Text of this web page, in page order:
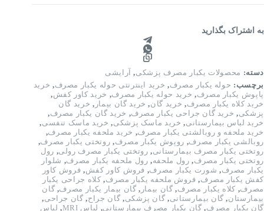
به اشتراک بگذارید
دسته: محصولات یکبار مصرف پزشکی, آرایشی
برچسب: حوله یکبار مصرف, خرید اینترنتی حوله یکبار مصرف, خرید
پاپوش یکبار مصرف, خرید حوله یکبار مصرف, خرید کاور کفش,
خرید کلاه یکبار مصرف, خرید گان, خرید گان بیمار , خرید گان
پزشکی, خرید گان جراحی یکبار مصرف, خرید گان یکبار مصرف,
خرید لباس بیمارستانی, خرید ماسک پزشکی, خرید ماسک تنفسی,
خرید ملحفه و روبالشتی یکبار مصرف, خرید ملحفه یکبار مصرف,
روبالشی یکبار مصرف, روپوش یکبار مصرف, روتختی یکبار مصرف,
روتختی یکبار مصرف بیمارستانی, روتختی یکبار مصرف رولی, رول
روتختی یکبار مصرف, رول ملحفه, رول ملحفه یکبار مصرف, شلوار
یکبار مصرف, شورت یکبار مصرف, فروش کاور کفش, فروش کاور
کفش یکبار مصرف, فروش ملحفه یکبار مصرف, کلاه جراحی یکبار
مصرف, کلاه یکبار مصرف, گان بیمار , گان بیمار یکبار مصرف, گان
بیمارستان, گان بیمارستانی, گان پزشکی, گان جراح, گان جراحی,
گان یکبار مصرف, گان یکبار مصرف بیمارستانی, لباس MRI , لباس